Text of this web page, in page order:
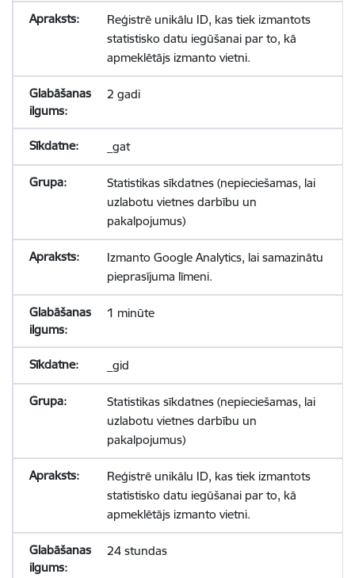
Reģistrē unikālu ID, kas tiek izmantots
statistisko datu iegūšanai par to, kā
apmeklētājs izmanto vietni.
2 gadi
_gat
Statistikas sīkdatnes (nepieciešamas, lai
uzlabotu vietnes darbību un
pakalpojumus)
Izmanto Google Analytics, lai samazinātu
pieprasījuma līmeni.
1 minūte
_gid
Statistikas sīkdatnes (nepieciešamas, lai
uzlabotu vietnes darbību un
pakalpojumus)
Reģistrē unikālu ID, kas tiek izmantots
statistisko datu iegūšanai par to, kā
apmeklētājs izmanto vietni.
24 stundas